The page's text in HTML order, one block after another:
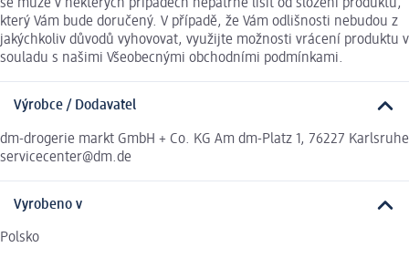
se může v některých případech nepatrně lišit od složení produktu,
který Vám bude doručený. V případě, že Vám odlišnosti nebudou z
jakýchkoliv důvodů vyhovovat, využijte možnosti vrácení produktu v
souladu s našimi Všeobecnými obchodními podmínkami.
Výrobce / Dodavatel
dm-drogerie markt GmbH + Co. KG Am dm-Platz 1, 76227 Karlsruhe
servicecenter@dm.de
Vyrobeno v
Polsko